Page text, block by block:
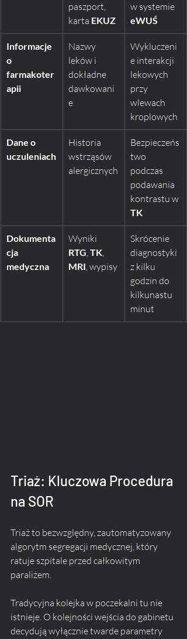
paszport,
karta EKUZ
w systemie
eWUŚ
Informacje
o
farmakoter
apii
Nazwy
leków i
dokładne
dawkowani
e
Wykluczeni
e interakcji
lekowych
przy
wlewach
kroplowych
Dane o
uczuleniach
Historia
wstrząsów
alergicznych
Bezpieczeńs
two
podczas
podawania
kontrastu w
TK
Dokumenta
cja
medyczna
Wyniki
RTG, TK,
MRI, wypisy
Skrócenie
diagnostyki
z kilku
godzin do
kilkunastu
minut
Triaż: Kluczowa Procedura
na SOR
Triaż to bezwzględny, zautomatyzowany
algorytm segregacji medycznej, który
ratuje szpitale przed całkowitym
paraliżem.
Tradycyjna kolejka w poczekalni tu nie
istnieje. O kolejności wejścia do gabinetu
decydują wyłącznie twarde parametry